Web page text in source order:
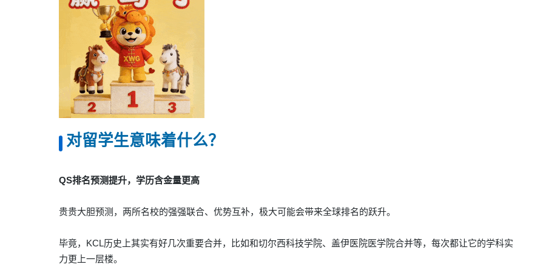
对留学生意味着什么？
QS排名预测提升，学历含金量更高
贵贵大胆预测，两所名校的强强联合、优势互补， 极大可能会带来全球排名的跃升。
毕竟， KCL历史上其实有好几次重要合并， 比如和切尔西科技学院、盖伊医院医学院合并等， 每次都让它的学科实
力更上一层楼。